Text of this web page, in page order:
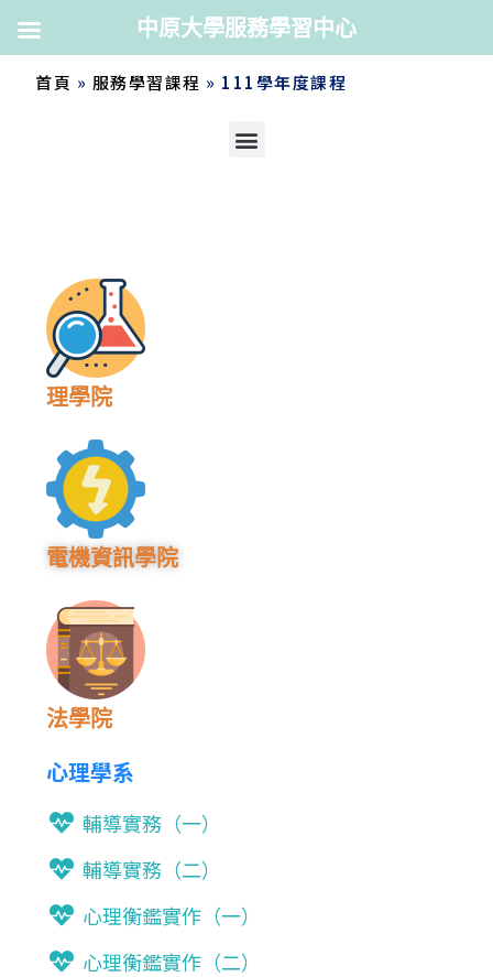
首頁 » 服務學習課程 » 111學年度課程
理學院
電機資訊學院
法學院
心理學系
輔導實務（一）
輔導實務（二）
心理衡鑑實作（一）
心理衡鑑實作（二）
中原大學服務學習中心